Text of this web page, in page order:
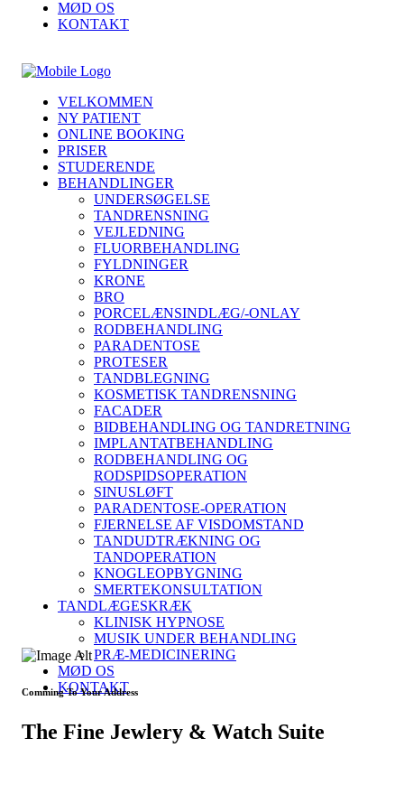
MØD OS
KONTAKT
VELKOMMEN
NY PATIENT
ONLINE BOOKING
PRISER
STUDERENDE
BEHANDLINGER
UNDERSØGELSE
TANDRENSNING
VEJLEDNING
FLUORBEHANDLING
FYLDNINGER
KRONE
BRO
PORCELÆNSINDLÆG/-ONLAY
RODBEHANDLING
PARADENTOSE
PROTESER
TANDBLEGNING
KOSMETISK TANDRENSNING
FACADER
BIDBEHANDLING OG TANDRETNING
IMPLANTATBEHANDLING
RODBEHANDLING OG
RODSPIDSOPERATION
SINUSLØFT
PARADENTOSE-OPERATION
FJERNELSE AF VISDOMSTAND
TANDUDTRÆKNING OG
TANDOPERATION
KNOGLEOPBYGNING
SMERTEKONSULTATION
TANDLÆGESKRÆK
KLINISK HYPNOSE
MUSIK UNDER BEHANDLING
PRÆ-MEDICINERING
MØD OS
KONTAKT
Comming To Your Address
The Fine Jewlery & Watch Suite